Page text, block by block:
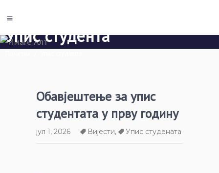
Упис студента
Обавјештење за упис
студентата у прву годину
јул 1, 2026 Вијести, Упис студената